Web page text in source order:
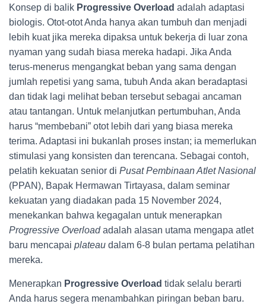
Konsep di balik Progressive Overload adalah adaptasi
biologis. Otot-otot Anda hanya akan tumbuh dan menjadi
lebih kuat jika mereka dipaksa untuk bekerja di luar zona
nyaman yang sudah biasa mereka hadapi. Jika Anda
terus-menerus mengangkat beban yang sama dengan
jumlah repetisi yang sama, tubuh Anda akan beradaptasi
dan tidak lagi melihat beban tersebut sebagai ancaman
atau tantangan. Untuk melanjutkan pertumbuhan, Anda
harus “membebani” otot lebih dari yang biasa mereka
terima. Adaptasi ini bukanlah proses instan; ia memerlukan
stimulasi yang konsisten dan terencana. Sebagai contoh,
pelatih kekuatan senior di Pusat Pembinaan Atlet Nasional
(PPAN), Bapak Hermawan Tirtayasa, dalam seminar
kekuatan yang diadakan pada 15 November 2024,
menekankan bahwa kegagalan untuk menerapkan
Progressive Overloadadalah alasan utama mengapa atlet
baru mencapai plateau dalam 6-8 bulan pertama pelatihan
mereka.
Menerapkan Progressive Overload tidak selalu berarti
Anda harus segera menambahkan piringan beban baru.